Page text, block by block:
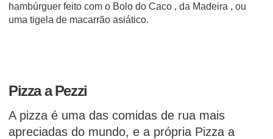
hambúrguer feito com o Bolo do Caco , da Madeira , ou
uma tigela de macarrão asiático.
Pizza a Pezzi
A pizza é uma das comidas de rua mais
apreciadas do mundo, e a própria Pizza a